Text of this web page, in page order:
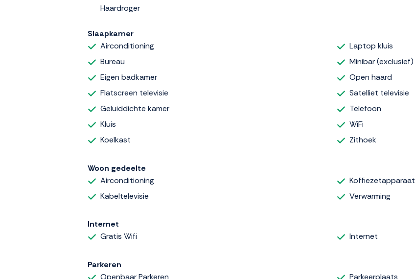
Haardroger
Slaapkamer
Airconditioning
Bureau
Eigen badkamer
Flatscreen televisie
Geluiddichte kamer
Kluis
Koelkast
Laptop kluis
Minibar (exclusief)
Open haard
Satelliet televisie
Telefoon
WiFi
Zithoek
Woon gedeelte
Airconditioning
Kabeltelevisie
Koffiezetapparaat
Verwarming
Internet
Gratis Wifi
Internet
Parkeren
Openbaar Parkeren
Parkeerplaats